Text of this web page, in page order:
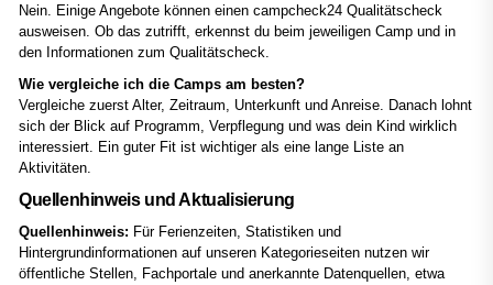
Nein. Einige Angebote können einen campcheck24 Qualitätscheck
ausweisen. Ob das zutrifft, erkennst du beim jeweiligen Camp und in
den Informationen zum Qualitätscheck.
Wie vergleiche ich die Camps am besten?
Vergleiche zuerst Alter, Zeitraum, Unterkunft und Anreise. Danach lohnt
sich der Blick auf Programm, Verpflegung und was dein Kind wirklich
interessiert. Ein guter Fit ist wichtiger als eine lange Liste an
Aktivitäten.
Quellenhinweis und Aktualisierung
Quellenhinweis: Für Ferienzeiten, Statistiken und
Hintergrundinformationen auf unseren Kategorieseiten nutzen wir
öffentliche Stellen, Fachportale und anerkannte Datenquellen, etwa